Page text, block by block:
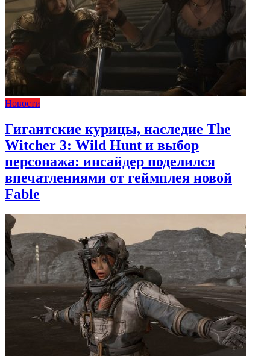
Новости
Гигантские курицы, наследие The
Witcher 3: Wild Hunt и выбор
персонажа: инсайдер поделился
впечатлениями от геймплея новой
Fable